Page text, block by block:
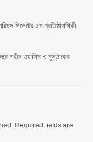
সিলেটের ৫ম প্রতিষ্ঠাবার্ষিকী
শহীদ ওয়াসিম ও মুস্তাকের
Required fields are